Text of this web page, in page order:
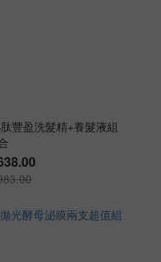
豐盈洗髮精+養髮液組